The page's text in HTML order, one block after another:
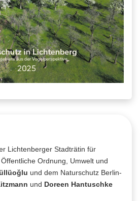
Lichtenberger Stadträtin für
Ordnung, Umwelt und
und dem Naturschutz Berlin-
und Doreen Hantuschke